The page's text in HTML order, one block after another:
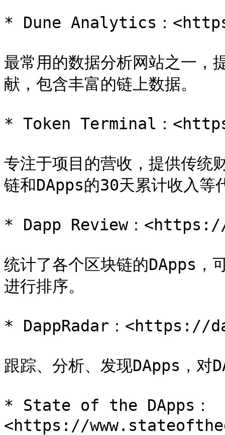
* Dune Analytics：
最常用的数据分析网站之一，
献，包含丰富的链上数据。
* Token Terminal：
专注于项目的营收，提供传统
链和DApps的30天累计收入等
* Dapp Review：
统计了各个区块链的DApps，
进行排序。
* DappRadar：<https://
跟踪、分析、发现DApps，对
* State of the DApps：
<https://